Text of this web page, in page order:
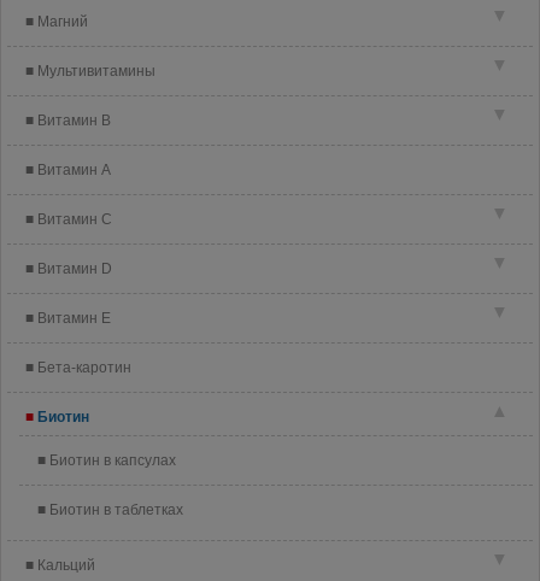
▼
Магний
▼
Мультивитамины
▼
Витамин B
Витамин A
▼
Витамин C
▼
Витамин D
▼
Витамин E
Бета-каротин
▲
Биотин
Биотин в капсулах
Биотин в таблетках
▼
Кальций